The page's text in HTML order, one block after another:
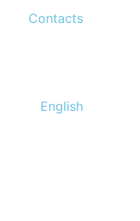
Contacts
English